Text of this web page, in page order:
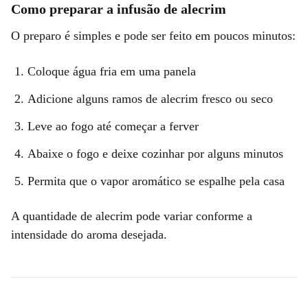
Como preparar a infusão de alecrim
O preparo é simples e pode ser feito em poucos minutos:
Coloque água fria em uma panela
Adicione alguns ramos de alecrim fresco ou seco
Leve ao fogo até começar a ferver
Abaixe o fogo e deixe cozinhar por alguns minutos
Permita que o vapor aromático se espalhe pela casa
A quantidade de alecrim pode variar conforme a
intensidade do aroma desejada.